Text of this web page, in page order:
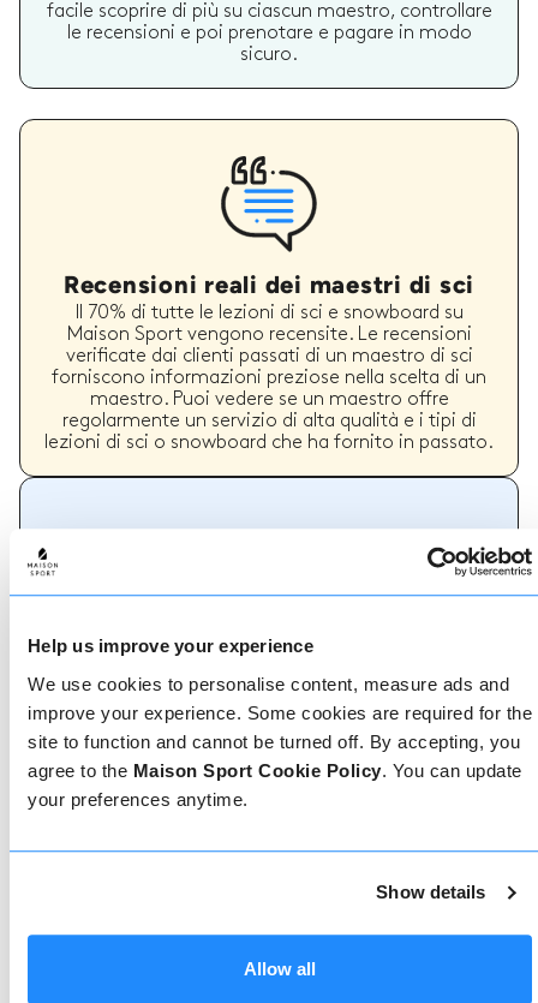
Help us improve your experience
We use cookies to personalise content, measure ads and
improve your experience. Some cookies are required for the
site to function and cannot be turned off. By accepting, you
agree to the Maison Sport Cookie Policy. You can update
your preferences anytime.
Show details
Allow all
facile scoprire di più su ciascun maestro, controllare
le recensioni e poi prenotare e pagare in modo
sicuro.
Recensioni reali dei maestri di sci
Il 70% di tutte le lezioni di sci e snowboard su
Maison Sport vengono recensite. Le recensioni
verificate dai clienti passati di un maestro di sci
forniscono informazioni preziose nella scelta di un
maestro. Puoi vedere se un maestro offre
regolarmente un servizio di alta qualità e i tipi di
lezioni di sci o snowboard che ha fornito in passato.
Come prenotare
semplice, il nostro team di esperti è sempre a
disposizione per aiutarvi: prenotate subito online
o parlate con il nostro team se avete bisogno di
Prenota online